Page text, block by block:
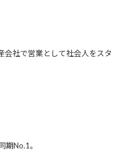
会社で営業として社会人をスタ
期No.1。